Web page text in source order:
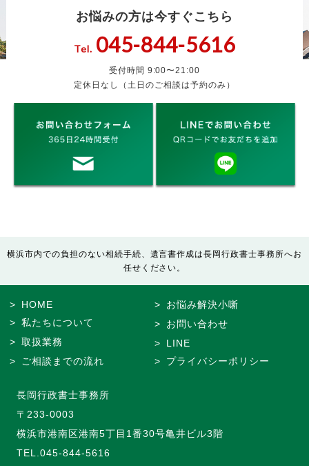
お悩みの方は今すぐこちら
Tel. 045-844-5616
受付時間 9:00〜21:00
定休日なし（土日のご相談は予約のみ）
横浜市内での負担のない相続手続、遺言書作成は長岡行政書士事務所へお
任せください。
HOME
私たちについて
取扱業務
ご相談までの流れ
お悩み解決小噺
お問い合わせ
LINE
プライバシーポリシー
長岡行政書士事務所
〒233-0003
横浜市港南区港南5丁目1番30号亀井ビル3階
TEL. 045-844-5616